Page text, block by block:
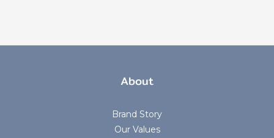
About
Brand Story
Our Values